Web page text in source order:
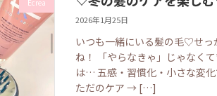
Ecrea
2026年1月25日
いつも一緒にいる髪の毛♡せっ
ね！ 「やらなきゃ」じゃなく
は… 五感・習慣化・小さな変
ただのケア → […]